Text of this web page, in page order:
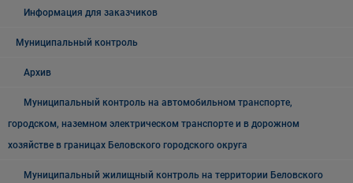
Информация для заказчиков
Муниципальный контроль
Архив
Муниципальный контроль на автомобильном транспорте,
городском, наземном электрическом транспорте и в дорожном
хозяйстве в границах Беловского городского округа
Муниципальный жилищный контроль на территории Беловского